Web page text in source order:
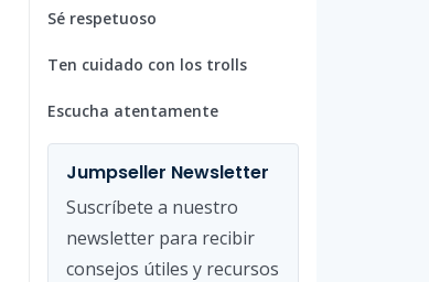
Sé respetuoso
Ten cuidado con los trolls
Escucha atentamente
Jumpseller Newsletter
Suscríbete a nuestro
newsletter para recibir
consejos útiles y recursos